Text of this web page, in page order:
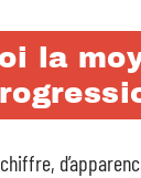
la